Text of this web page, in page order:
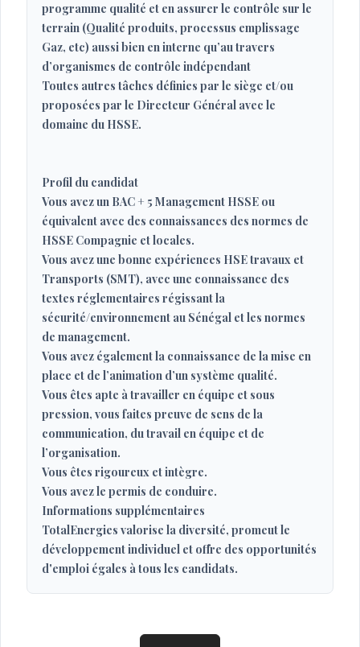
programme qualité et en assurer le contrôle sur le
terrain (Qualité produits, processus emplissage
Gaz, etc) aussi bien en interne qu’au travers
d’organismes de contrôle indépendant
Toutes autres tâches définies par le siège et/ou
proposées par le Directeur Général avec le
domaine du HSSE.
Profil du candidat
Vous avez un BAC + 5 Management HSSE ou
équivalent avec des connaissances des normes de
HSSE Compagnie et locales.
Vous avez une bonne expériences HSE travaux et
Transports (SMT), avec une connaissance des
textes réglementaires régissant la
sécurité/environnement au Sénégal et les normes
de management.
Vous avez également la connaissance de la mise en
place et de l’animation d’un système qualité.
Vous êtes apte à travailler en équipe et sous
pression, vous faites preuve de sens de la
communication, du travail en équipe et de
l’organisation.
Vous êtes rigoureux et intègre.
Vous avez le permis de conduire.
Informations supplémentaires
TotalEnergies valorise la diversité, promeut le
développement individuel et offre des opportunités
d'emploi égales à tous les candidats.